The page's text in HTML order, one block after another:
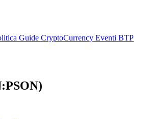
Guide CryptoCurrency Eventi BTP